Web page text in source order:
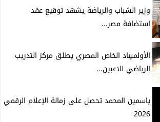
وزير الشباب والرياضة يشهد توقيع عقد
استضافة مصر...
الأولمبياد الخاص المصري يطلق مركز التدريب
الرياضي للاعبين...
ياسمين المحمد تحصل على زمالة الإعلام الرقمي
2026